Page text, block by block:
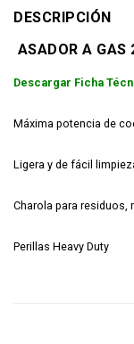
DESCRIPCIÓN
ASADOR A GAS
Descargar Ficha
Máxima potencia de
Ligera y de fácil
Charola para residuos,
Perillas Heavy Duty